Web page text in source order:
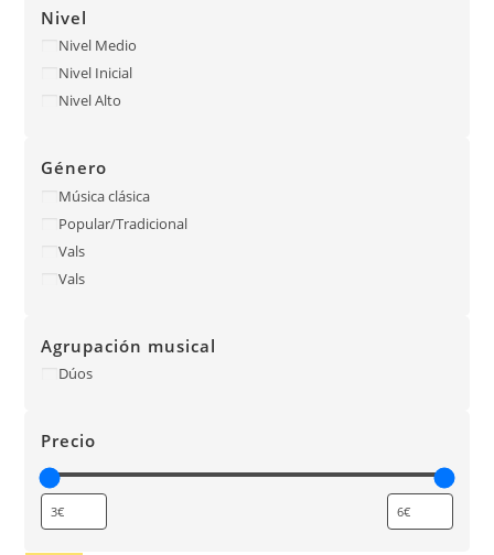
Nivel
Nivel Medio
Nivel Inicial
Nivel Alto
Género
Música clásica
Popular/Tradicional
Vals
Vals
Agrupación musical
Dúos
Precio